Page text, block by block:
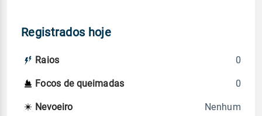
Registrados hoje
Raios 0
Focos de queimadas 0
Nevoeiro Nenhum